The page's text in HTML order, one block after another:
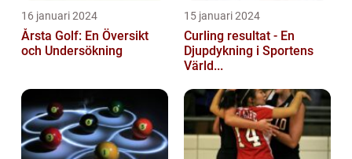
16 januari 2024
Årsta Golf: En Översikt
och Undersökning
15 januari 2024
Curling resultat - En
Djupdykning i Sportens
Värld...